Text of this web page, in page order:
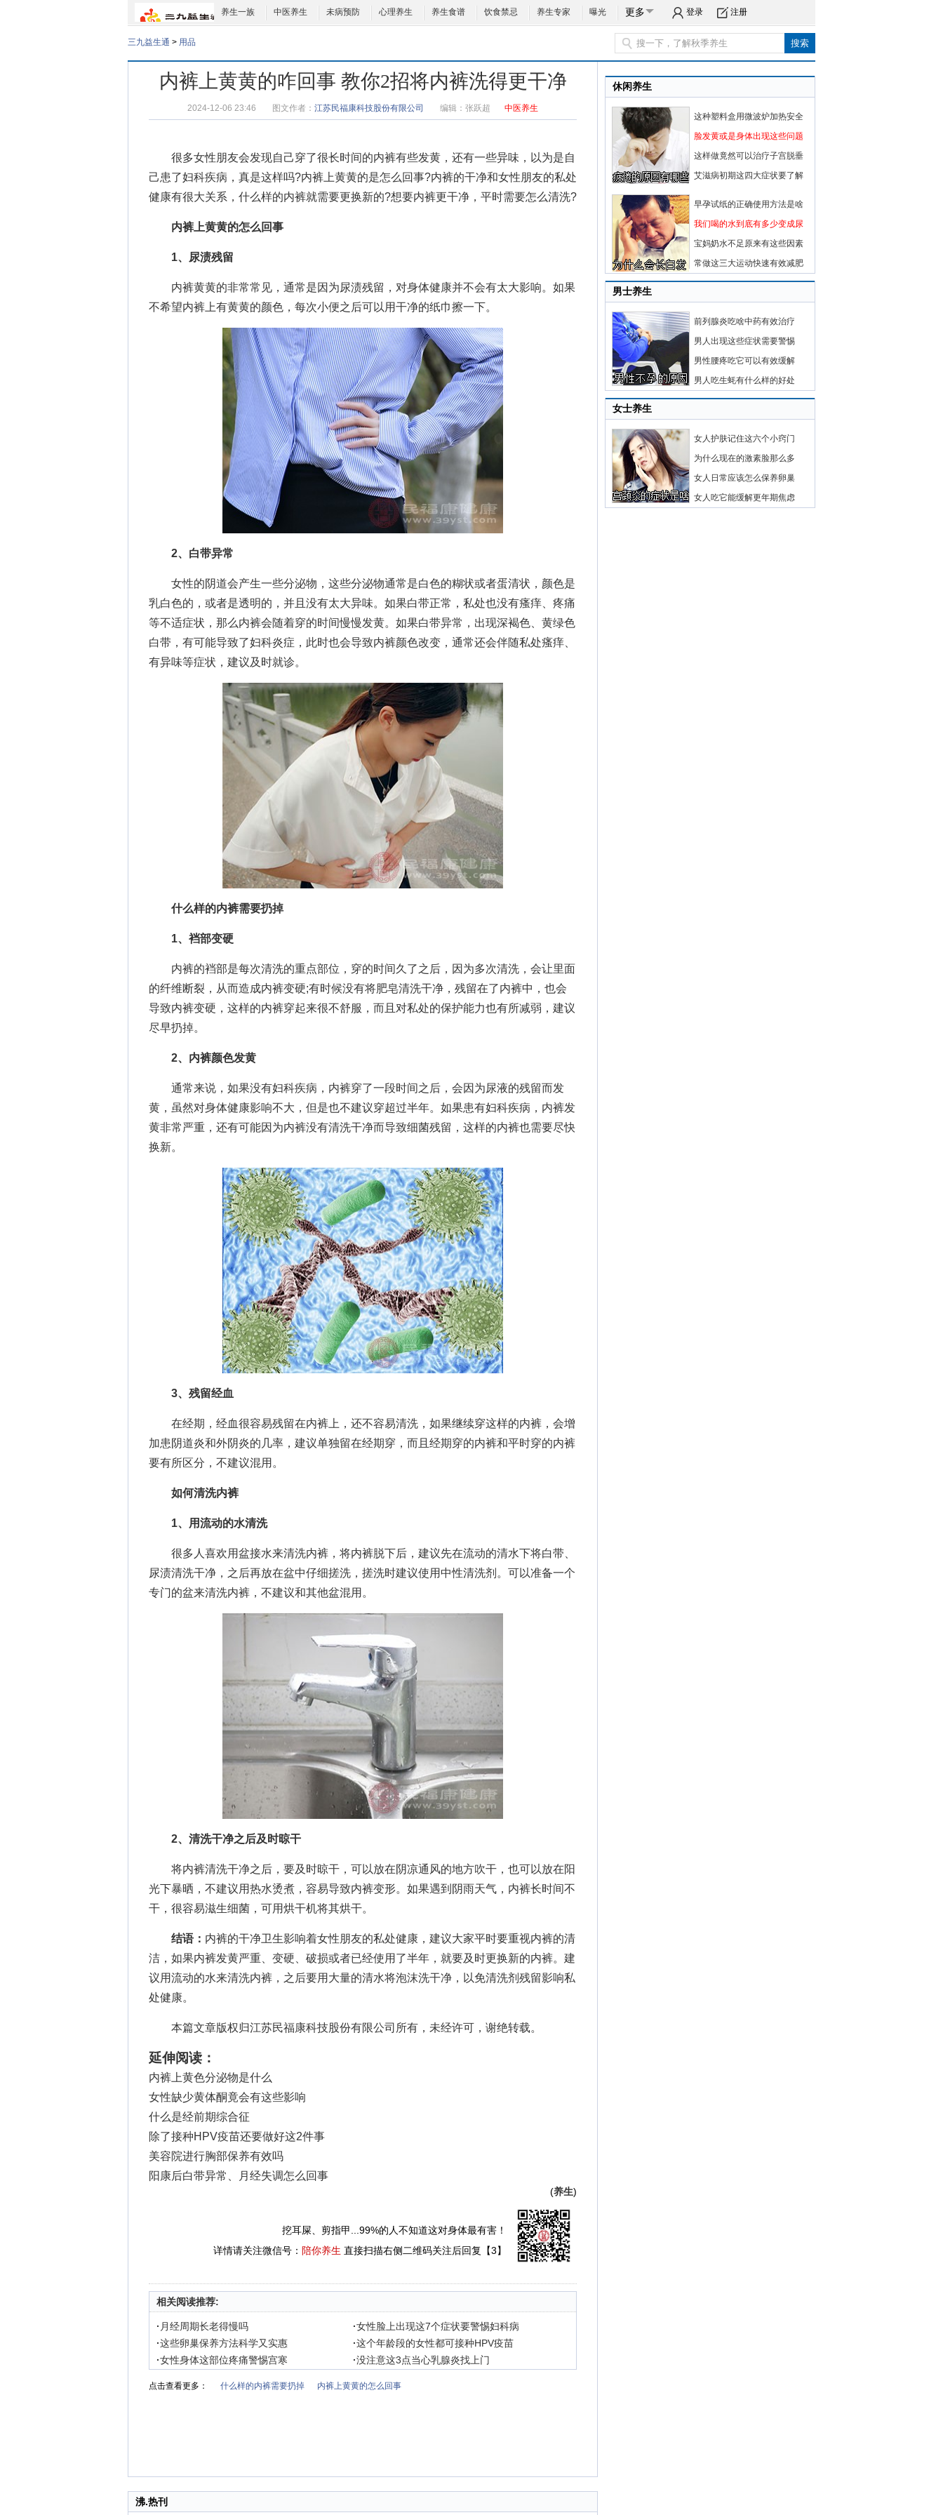
养生一族 中医养生 未病预防 心理养生 养生食谱 饮食禁忌 养生专家 曝光 更多 登录 注册
三九益生通 > 用品
内裤上黄黄的咋回事 教你2招将内裤洗得更干净
2024-12-06 23:46 图文作者： 江苏民福康科技股份有限公司 编辑： 张跃超 中医养生
很多女性朋友会发现自己穿了很长时间的内裤有些发黄，还有一些异味，以为是自
己患了妇科疾病，真是这样吗?内裤上黄黄的是怎么回事?内裤的干净和女性朋友的私处
健康有很大关系，什么样的内裤就需要更换新的?想要内裤更干净，平时需要怎么清洗?
内裤上黄黄的怎么回事
1、尿渍残留
内裤黄黄的非常常见，通常是因为尿渍残留，对身体健康并不会有太大影响。如果
不希望内裤上有黄黄的颜色，每次小便之后可以用干净的纸巾擦一下。
2、白带异常
女性的阴道会产生一些分泌物，这些分泌物通常是白色的糊状或者蛋清状，颜色是
乳白色的，或者是透明的，并且没有太大异味。如果白带正常，私处也没有瘙痒、疼痛
等不适症状，那么内裤会随着穿的时间慢慢发黄。如果白带异常，出现深褐色、黄绿色
白带，有可能导致了妇科炎症，此时也会导致内裤颜色改变，通常还会伴随私处瘙痒、
有异味等症状，建议及时就诊。
什么样的内裤需要扔掉
1、裆部变硬
内裤的裆部是每次清洗的重点部位，穿的时间久了之后，因为多次清洗，会让里面
的纤维断裂，从而造成内裤变硬;有时候没有将肥皂清洗干净，残留在了内裤中，也会
导致内裤变硬，这样的内裤穿起来很不舒服，而且对私处的保护能力也有所减弱，建议
尽早扔掉。
2、内裤颜色发黄
通常来说，如果没有妇科疾病，内裤穿了一段时间之后，会因为尿液的残留而发
黄，虽然对身体健康影响不大，但是也不建议穿超过半年。如果患有妇科疾病，内裤发
黄非常严重，还有可能因为内裤没有清洗干净而导致细菌残留，这样的内裤也需要尽快
换新。
3、残留经血
在经期，经血很容易残留在内裤上，还不容易清洗，如果继续穿这样的内裤，会增
加患阴道炎和外阴炎的几率，建议单独留在经期穿，而且经期穿的内裤和平时穿的内裤
要有所区分，不建议混用。
如何清洗内裤
1、用流动的水清洗
很多人喜欢用盆接水来清洗内裤，将内裤脱下后，建议先在流动的清水下将白带、
尿渍清洗干净，之后再放在盆中仔细搓洗，搓洗时建议使用中性清洗剂。可以准备一个
专门的盆来清洗内裤，不建议和其他盆混用。
2、清洗干净之后及时晾干
将内裤清洗干净之后，要及时晾干，可以放在阴凉通风的地方吹干，也可以放在阳
光下暴晒，不建议用热水烫煮，容易导致内裤变形。如果遇到阴雨天气，内裤长时间不
干，很容易滋生细菌，可用烘干机将其烘干。
结语： 内裤的干净卫生影响着女性朋友的私处健康，建议大家平时要重视内裤的清
洁，如果内裤发黄严重、变硬、破损或者已经使用了半年，就要及时更换新的内裤。建
议用流动的水来清洗内裤，之后要用大量的清水将泡沫洗干净，以免清洗剂残留影响私
处健康。
本篇文章版权归江苏民福康科技股份有限公司所有，未经许可，谢绝转载。
延伸阅读：
内裤上黄色分泌物是什么
女性缺少黄体酮竟会有这些影响
什么是经前期综合征
除了接种HPV疫苗还要做好这2件事
美容院进行胸部保养有效吗
阳康后白带异常、月经失调怎么回事
(养生)
挖耳屎、剪指甲...99%的人不知道这对身体最有害！
详情请关注微信号： 陪你养生 直接扫描右侧二维码关注后回复【3】
相关阅读推荐:
· 月经周期长老得慢吗 ·女性脸上出现这7个症状要警惕妇科病
·这些卵巢保养方法科学又实惠 ·这个年龄段的女性都可接种HPV疫苗
·女性身体这部位疼痛警惕宫寒 ·没注意这3点当心乳腺炎找上门
点击查看更多： 什么样的内裤需要扔掉 内裤上黄黄的怎么回事
沸.热刊
休闲养生
这种塑料盒用微波炉加热安全
脸发黄或是身体出现这些问题
这样做竟然可以治疗子宫脱垂
艾滋病初期这四大症状要了解
早孕试纸的正确使用方法是啥
我们喝的水到底有多少变成尿
宝妈奶水不足原来有这些因素
常做这三大运动快速有效减肥
男士养生
前列腺炎吃啥中药有效治疗
男人出现这些症状需要警惕
男性腰疼吃它可以有效缓解
男人吃生蚝有什么样的好处
女士养生
女人护肤记住这六个小窍门
为什么现在的激素脸那么多
女人日常应该怎么保养卵巢
女人吃它能缓解更年期焦虑